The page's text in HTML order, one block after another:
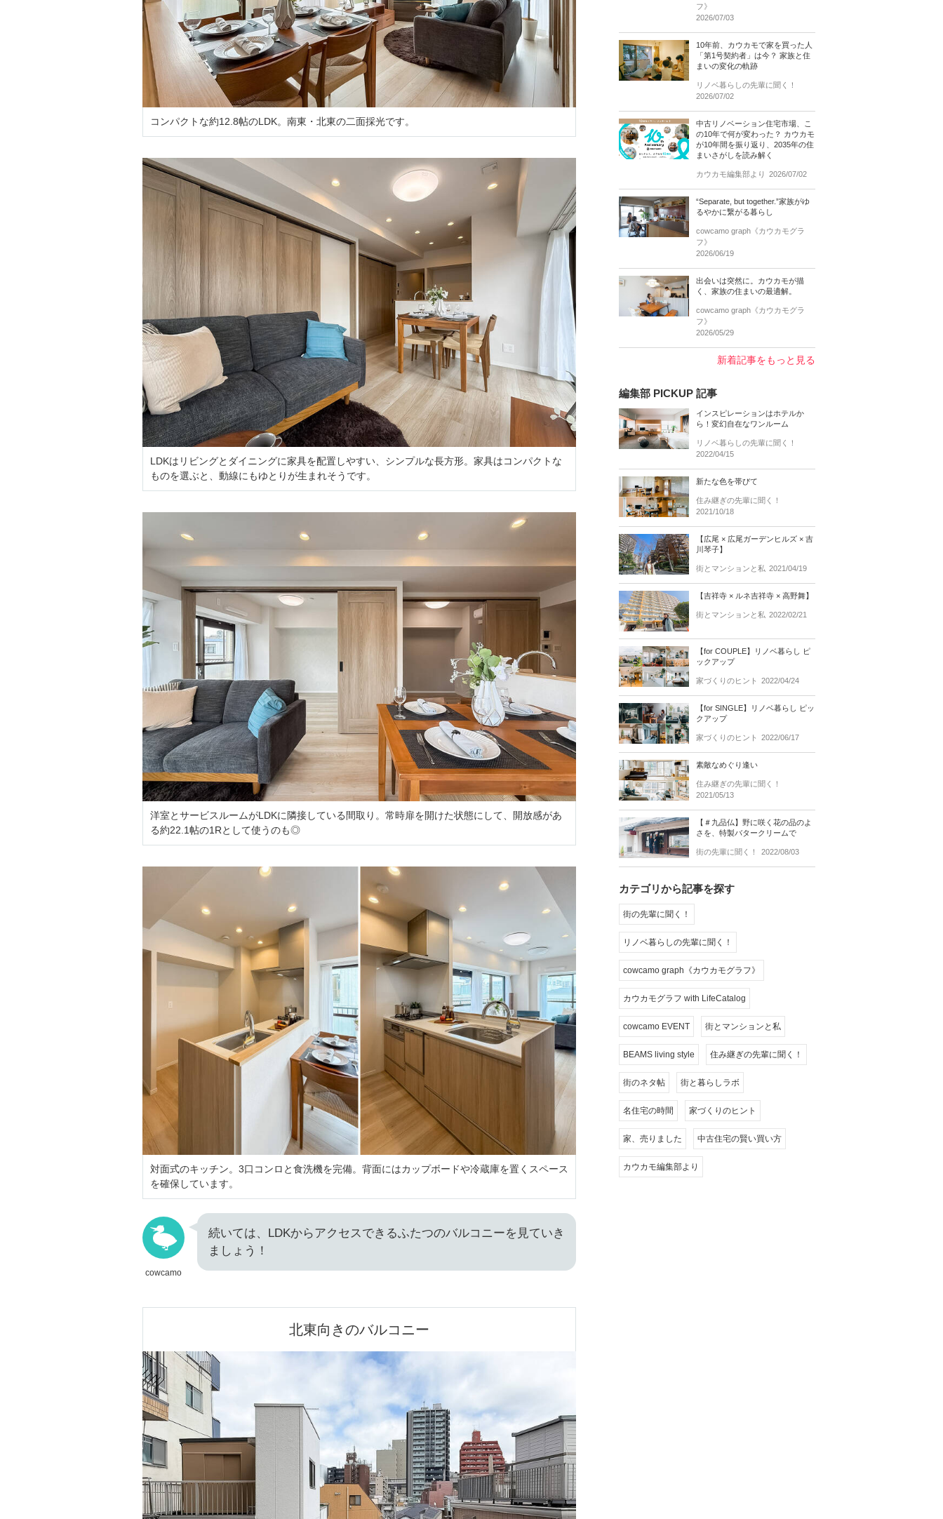
コンパクトな約12.8帖のLDK。南東・北東の二面採光です。
LDKはリビングとダイニングに家具を配置しやすい、シンプルな長方形。家具はコンパクトな
ものを選ぶと、動線にもゆとりが生まれそうです。
洋室とサービスルームがLDKに隣接している間取り。常時扉を開けた状態にして、開放感があ
る約22.1帖の1Rとして使うのも◎
対面式のキッチン。3口コンロと食洗機を完備。背面にはカップボードや冷蔵庫を置くスペース
を確保しています。
cowcamo
続いては、LDKからアクセスできるふたつのバルコニーを見ていき
ましょう！
北東向きのバルコニー
フ》
2026/07/03
10年前、カウカモで家を買った人
「第1号契約者」は今？ 家族と住
まいの変化の軌跡
リノベ暮らしの先輩に聞く！
2026/07/02
中古リノベーション住宅市場、こ
の10年で何が変わった？ カウカモ
が10年間を振り返り、2035年の住
まいさがしを読み解く
カウカモ編集部より 2026/07/02
“Separate, but together.”家族がゆ
るやかに繋がる暮らし
cowcamo graph《カウカモグラ
フ》
2026/06/19
出会いは突然に。カウカモが描
く、家族の住まいの最適解。
cowcamo graph《カウカモグラ
フ》
2026/05/29
新着記事をもっと見る
編集部 PICKUP 記事
インスピレーションはホテルか
ら！変幻自在なワンルーム
リノベ暮らしの先輩に聞く！
2022/04/15
新たな色を帯びて
住み継ぎの先輩に聞く！
2021/10/18
【広尾 × 広尾ガーデンヒルズ × 吉
川琴子】
街とマンションと私 2021/04/19
【吉祥寺 × ルネ吉祥寺 × 高野舞】
街とマンションと私 2022/02/21
【for COUPLE】リノベ暮らし ピ
ックアップ
家づくりのヒント 2022/04/24
【for SINGLE】リノベ暮らし ピッ
クアップ
家づくりのヒント 2022/06/17
素敵なめぐり逢い
住み継ぎの先輩に聞く！
2021/05/13
【＃九品仏】野に咲く花の品のよ
さを、特製バタークリームで
街の先輩に聞く！ 2022/08/03
カテゴリから記事を探す
街の先輩に聞く！
リノベ暮らしの先輩に聞く！
cowcamo graph《カウカモグラフ》
カウカモグラフ with LifeCatalog
cowcamo EVENT 街とマンションと私
BEAMS living style 住み継ぎの先輩に聞く！
街のネタ帖 街と暮らしラボ
名住宅の時間 家づくりのヒント
家、売りました 中古住宅の賢い買い方
カウカモ編集部より